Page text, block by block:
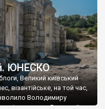
ЮНЕСКО
Великий київський
візантійське, на той час,
Володимиру
імператору Василю ІІ, та